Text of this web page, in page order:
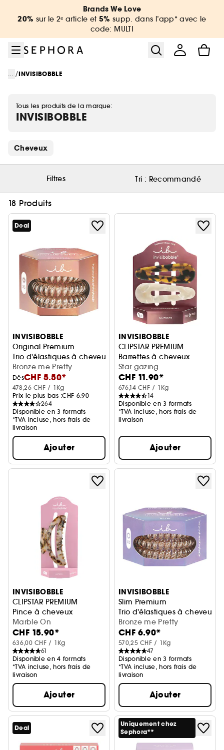
Aller au contenu principal
Aller au pied de pageBrands We Love
20% sur le 2ᵉ article et 5% supp. dans l’app* avec le
code: MULTI
... /INVISIBOBBLE
Tous les produits de la marque:
INVISIBOBBLE
Ignorer les liens rapides
Cheveux
Filtres Tri : Recommandé
18 Produits
Deal
INVISIBOBBLE
Original Premium
Trio d'élastiques à cheveux
Bronze me Pretty
DèsCHF 5.50*
478,26 CHF / 1Kg
Prix le plus bas :CHF 6.90
264
Disponible en 3 formats
*TVA incluse, hors frais de
livraison
Ajouter
INVISIBOBBLE
CLIPSTAR PREMIUM
Barrettes à cheveux
Star gazing
CHF 11.90*
676,14 CHF / 1Kg
14
Disponible en 3 formats
*TVA incluse, hors frais de
livraison
Ajouter
INVISIBOBBLE
CLIPSTAR PREMIUM
Pince à cheveux
Marble On
CHF 15.90*
636,00 CHF / 1Kg
61
Disponible en 4 formats
*TVA incluse, hors frais de
livraison
Ajouter
INVISIBOBBLE
Slim Premium
Trio d'élastiques à cheveux
Bronze me Pretty
CHF 6.90*
570,25 CHF / 1Kg
47
Disponible en 3 formats
*TVA incluse, hors frais de
livraison
Ajouter
Deal
Uniquement chez
Sephora**